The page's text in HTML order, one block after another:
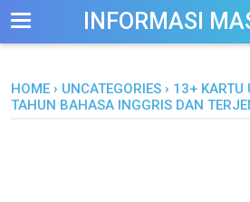
--> INFORMASI
HOME › UNCATEGORIES › 13+ KARTU
TAHUN BAHASA INGGRIS DAN